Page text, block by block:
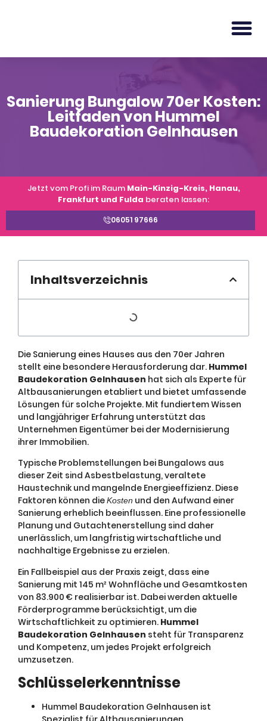
Sanierung Bungalow 70er Kosten:
Leitfaden von Hummel
Baudekoration Gelnhausen
Jetzt vom Profi im Raum Main-Kinzig-Kreis, Hanau,
Frankfurt und Fulda beraten lassen:
06051 97666
Inhaltsverzeichnis
Die Sanierung eines Hauses aus den 70er Jahren
stellt eine besondere Herausforderung dar. Hummel
Baudekoration Gelnhausen hat sich als Experte für
Altbausanierungen etabliert und bietet umfassende
Lösungen für solche Projekte. Mit fundiertem Wissen
und langjähriger Erfahrung unterstützt das
Unternehmen Eigentümer bei der Modernisierung
ihrer Immobilien.
Typische Problemstellungen bei Bungalows aus
dieser Zeit sind Asbestbelastung, veraltete
Haustechnik und mangelnde Energieeffizienz. Diese
Faktoren können dieKosten und den Aufwand einer
Sanierung erheblich beeinflussen. Eine professionelle
Planung und Gutachtenerstellung sind daher
unerlässlich, um langfristig wirtschaftliche und
nachhaltige Ergebnisse zu erzielen.
Ein Fallbeispiel aus der Praxis zeigt, dass eine
Sanierung mit 145 m² Wohnfläche und Gesamtkosten
von 83.900 € realisierbar ist. Dabei werden aktuelle
Förderprogramme berücksichtigt, um die
Wirtschaftlichkeit zu optimieren. Hummel
Baudekoration Gelnhausen steht für Transparenz
und Kompetenz, um jedes Projekt erfolgreich
umzusetzen.
Schlüsselerkenntnisse
Hummel Baudekoration Gelnhausen ist